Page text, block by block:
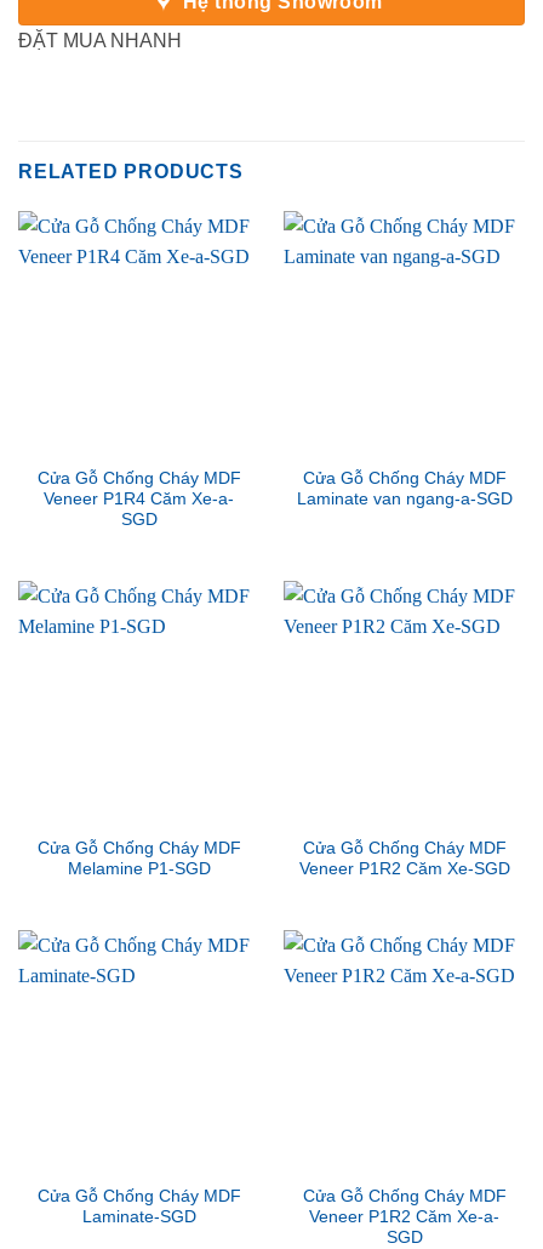
ĐẶT MUA NHANH
RELATED PRODUCTS
Cửa Gỗ Chống Cháy MDF
Veneer P1R4 Căm Xe-a-
SGD
Cửa Gỗ Chống Cháy MDF
Laminate van ngang-a-SGD
Cửa Gỗ Chống Cháy MDF
Melamine P1-SGD
Cửa Gỗ Chống Cháy MDF
Veneer P1R2 Căm Xe-SGD
Cửa Gỗ Chống Cháy MDF
Laminate-SGD
Cửa Gỗ Chống Cháy MDF
Veneer P1R2 Căm Xe-a-
SGD